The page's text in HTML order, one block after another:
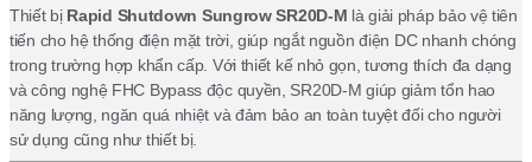
Thiết bị Rapid Shutdown Sungrow SR20D-M là giải pháp bảo vệ tiên
tiến cho hệ thống điện mặt trời, giúp ngắt nguồn điện DC nhanh chóng
trong trường hợp khẩn cấp. Với thiết kế nhỏ gọn, tương thích đa dạng
và công nghệ FHC Bypass độc quyền, SR20D-M giúp giảm tổn hao
năng lượng, ngăn quá nhiệt và đảm bảo an toàn tuyệt đối cho người
sử dụng cũng như thiết bị.